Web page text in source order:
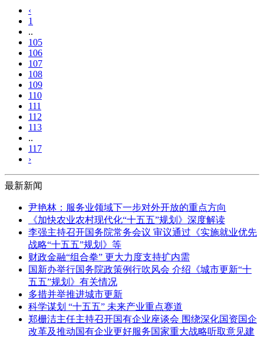
‹
1
..
105
106
107
108
109
110
111
112
113
..
117
›
最新新闻
尹艳林：服务业领域下一步对外开放的重点方向
《加快农业农村现代化“十五五”规划》深度解读
李强主持召开国务院常务会议 审议通过《实施就业优先
战略“十五五”规划》等
财政金融“组合拳” 更大力度支持扩内需
国新办举行国务院政策例行吹风会 介绍《城市更新“十
五五”规划》有关情况
多措并举推进城市更新
科学谋划 “十五五” 未来产业重点赛道
郑栅洁主任主持召开国有企业座谈会 围绕深化国资国企
改革及推动国有企业更好服务国家重大战略听取意见建